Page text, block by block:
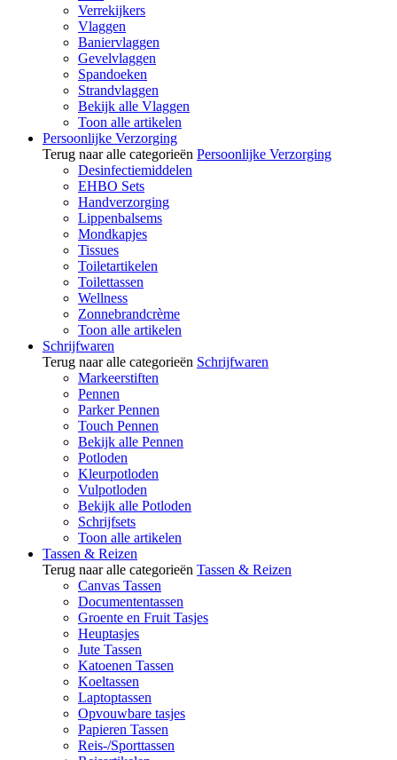
Verrekijkers
Vlaggen
Baniervlaggen
Gevelvlaggen
Spandoeken
Strandvlaggen
Bekijk alle Vlaggen
Toon alle artikelen
Persoonlijke Verzorging
Terug naar alle categorieën Persoonlijke Verzorging
Desinfectiemiddelen
EHBO Sets
Handverzorging
Lippenbalsems
Mondkapjes
Tissues
Toiletartikelen
Toilettassen
Wellness
Zonnebrandcrème
Toon alle artikelen
Schrijfwaren
Terug naar alle categorieën Schrijfwaren
Markeerstiften
Pennen
Parker Pennen
Touch Pennen
Bekijk alle Pennen
Potloden
Kleurpotloden
Vulpotloden
Bekijk alle Potloden
Schrijfsets
Toon alle artikelen
Tassen & Reizen
Terug naar alle categorieën Tassen & Reizen
Canvas Tassen
Documententassen
Groente en Fruit Tasjes
Heuptasjes
Jute Tassen
Katoenen Tassen
Koeltassen
Laptoptassen
Opvouwbare tasjes
Papieren Tassen
Reis-/Sporttassen